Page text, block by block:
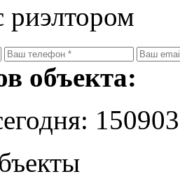
риэлтором
объекта: